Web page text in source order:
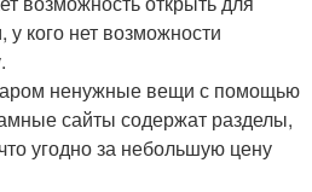
кого нет возможности
ненужные вещи с помощью
сайты содержат разделы,
угодно за небольшую цену